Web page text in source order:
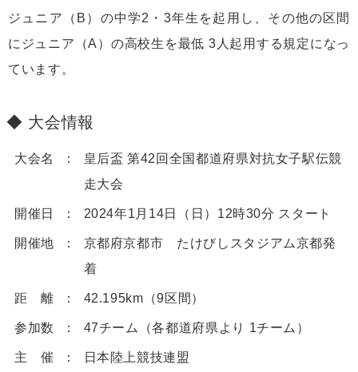
ジュニア（B）の中学2・3年生を起用し、その他の区間
にジュニア（A）の高校生を最低 3人起用する規定になっ
ています。
大会情報
大会名
皇后盃 第42回全国都道府県対抗女子駅伝競
走大会
開催日 2024年1月14日（日）12時30分 スタート
開催地
京都府京都市 たけびしスタジアム京都発
着
距 離 42.195km（9区間）
参加数 47チーム（各都道府県より 1チーム）
主 催 日本陸上競技連盟